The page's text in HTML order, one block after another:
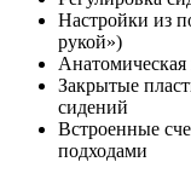
Настройки из
рукой»)
Закрытые
сидений
Встроенные
подходами